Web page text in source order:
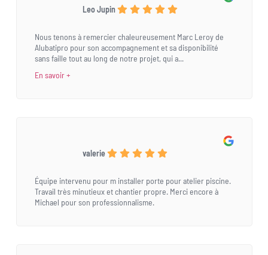
Leo Jupin
Nous tenons à remercier chaleureusement Marc Leroy de
Alubatipro pour son accompagnement et sa disponibilité
sans faille tout au long de notre projet, qui a...
En savoir +
valerie
Équipe intervenu pour m installer porte pour atelier piscine.
Travail très minutieux et chantier propre. Merci encore à
Michael pour son professionnalisme.